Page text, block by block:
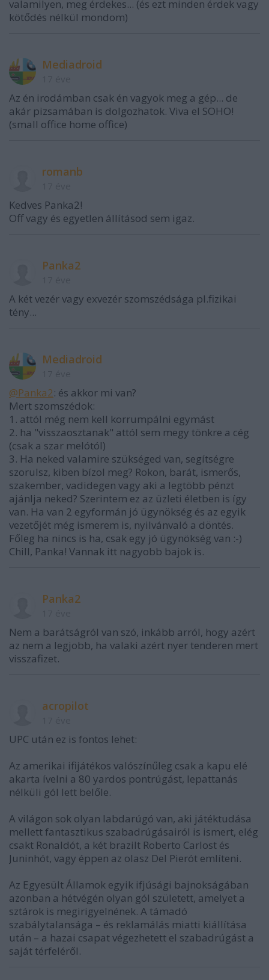
valamilyen, meg érdekes... (és ezt minden érdek vagy
kötődés nélkül mondom)
Mediadroid
Az én irodámban csak én vagyok meg a gép... de
akár pizsamában is dolgozhatok. Viva el SOHO!
(small office home office)
romanb
Kedves Panka2!
Off vagy és egyetlen állításod sem igaz.
Panka2
A két vezér vagy exvezér szomszédsága pl.fizikai
tény...
Mediadroid
@Panka2: és akkor mi van?
Mert szomszédok:
1. attól még nem kell korrumpálni egymást
2. ha "visszaosztanak" attól sem megy tönkre a cég
(csak a szar melótól)
3. Ha neked valamire szükséged van, segítségre
szorulsz, kiben bízol meg? Rokon, barát, ismerős,
szakember, vadidegen vagy aki a legtöbb pénzt
ajánlja neked? Szerintem ez az üzleti életben is így
van. Ha van 2 egyformán jó ügynökség és az egyik
vezetőjét még ismerem is, nyilvánvaló a döntés.
Főleg ha nincs is ha, csak egy jó ügynökség van :-)
Chill, Panka! Vannak itt nagyobb bajok is.
Panka2
Nem a barátságról van szó, inkább arról, hogy azért
az nem a legjobb, ha valaki azért nyer tenderen mert
visszafizet.
acropilot
UPC után ez is fontos lehet:
Az amerikai ifijátékos valószínűleg csak a kapu elé
akarta ívelni a 80 yardos pontrúgást, lepattanás
nélküli gól lett belőle.
A világon sok olyan labdarúgó van, aki játéktudása
mellett fantasztikus szabadrúgásairól is ismert, elég
csakt Ronaldót, a két brazilt Roberto Carlost és
Juninhót, vagy éppen az olasz Del Pierót említeni.
Az Egyesült Államok egyik ifjúsági bajnokságában
azonban a hétvégén olyan gól született, amelyet a
sztárok is megirigyelnének. A támadó
szabálytalansága – és reklamálás miatti kiállítása
után – a hazai csapat végezhetett el szabadrúgást a
saját térfeléről.